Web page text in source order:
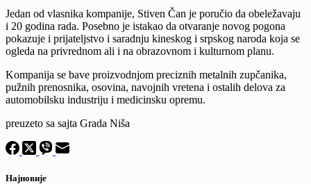
Jedan od vlasnika kompanije, Stiven Čan je poručio da obeležavaju
i 20 godina rada. Posebno je istakao da otvaranje novog pogona
pokazuje i prijateljstvo i saradnju kineskog i srpskog naroda koja se
ogleda na privrednom ali i na obrazovnom i kulturnom planu.
Kompanija se bave proizvodnjom preciznih metalnih zupčanika,
pužnih prenosnika, osovina, navojnih vretena i ostalih delova za
automobilsku industriju i medicinsku opremu.
preuzeto sa sajta Grada Niša
Најновије